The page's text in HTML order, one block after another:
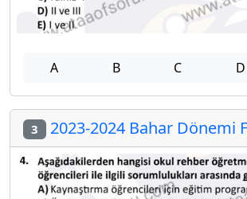
A B C D
3 2023-2024 Bahar Dönemi